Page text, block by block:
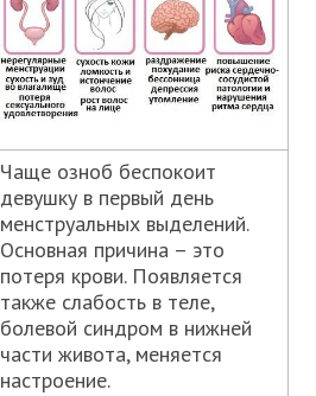
Чаще озноб беспокоит
девушку в первый день
менструальных выделений.
Основная причина – это
потеря крови. Появляется
также слабость в теле,
болевой синдром в нижней
части живота, меняется
настроение.